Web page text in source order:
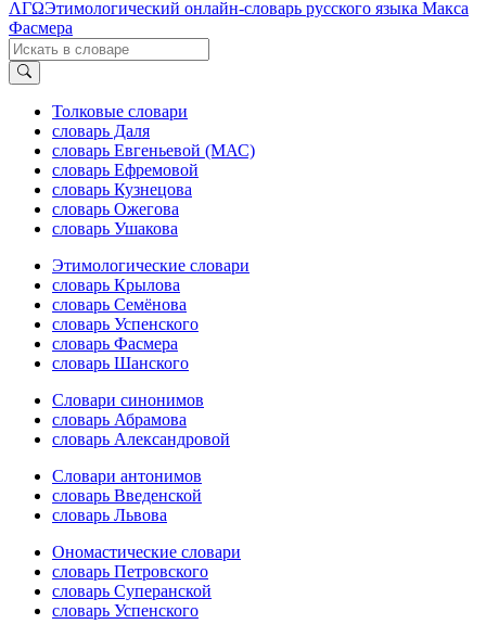
ΛΓΩЭтимологический онлайн-словарь русского языка Макса
Фасмера
Толковые словари
словарь Даля
словарь Евгеньевой (МАС)
словарь Ефремовой
словарь Кузнецова
словарь Ожегова
словарь Ушакова
Этимологические словари
словарь Крылова
словарь Семёнова
словарь Успенского
словарь Фасмера
словарь Шанского
Словари синонимов
словарь Абрамова
словарь Александровой
Словари антонимов
словарь Введенской
словарь Львова
Ономастические словари
словарь Петровского
словарь Суперанской
словарь Успенского